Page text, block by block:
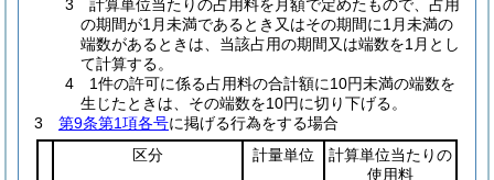
3 計算単位当たりの占用料を月額で定めたもので、占用
の期間が1月未満であるとき又はその期間に1月未満の
端数があるときは、当該占用の期間又は端数を1月とし
て計算する。
4 1件の許可に係る占用料の合計額に10円未満の端数を
生じたときは、その端数を10円に切り下げる。
3 第9条第1項各号に掲げる行為をする場合
区分
計量単位
計算単位当たりの
使用料